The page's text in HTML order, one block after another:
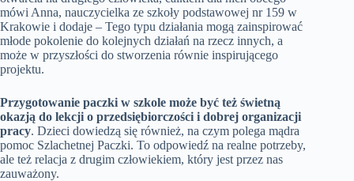
mówi Anna, nauczycielka ze szkoły podstawowej nr 159 w
Krakowie i dodaje – Tego typu działania mogą zainspirować
młode pokolenie do kolejnych działań na rzecz innych, a
może w przyszłości do stworzenia równie inspirującego
projektu.
Przygotowanie paczki w szkole może być też świetną
okazją do lekcji o przedsiębiorczości i dobrej organizacji
pracy. Dzieci dowiedzą się również, na czym polega mądra
pomoc Szlachetnej Paczki. To odpowiedź na realne potrzeby,
ale też relacja z drugim człowiekiem, który jest przez nas
zauważony.